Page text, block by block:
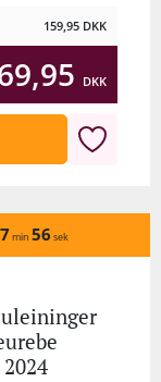
159,95 DKK
DKK
min 56 sek